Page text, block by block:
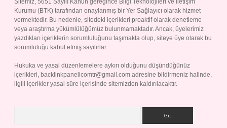
Sitemiz, 5651 Sayılı Kanun gereğince Bilgi Teknolojileri ve İletişim
Kurumu (BTK) tarafından onaylanmış bir Yer Sağlayıcı olarak hizmet
vermektedir. Bu nedenle, sitedeki içerikleri proaktif olarak denetleme
veya araştırma yükümlülüğümüz bulunmamaktadır. Ancak, üyelerimiz
yazdıkları içeriklerin sorumluluğunu taşımakta olup, siteye üye olarak bu
sorumluluğu kabul etmiş sayılırlar.
Hukuka ve yasal düzenlemelere aykırı olduğunu düşündüğünüz
içerikleri, backlinkpanelicomtr@gmail.com adresine bildirmeniz halinde,
ilgili içerikler yasal süre içerisinde sitemizden kaldırılacaktır.